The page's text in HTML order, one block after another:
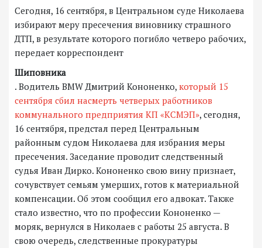
Сегодня, 16 сентября, в Центральном суде Николаева
избирают меру пресечения виновнику страшного
ДТП, в результате которого погибло четверо рабочих,
передает корреспондент
Шиповника
. Водитель BMW Дмитрий Кононенко, который 15
сентября сбил насмерть четверых работников
коммунального предприятия КП «КСМЭП», сегодня,
16 сентября, предстал перед Центральным
районным судом Николаева для избрания меры
пресечения. Заседание проводит следственный
судья Иван Дирко. Кононенко свою вину признает,
сочувствует семьям умерших, готов к материальной
компенсации. Об этом сообщил его адвокат. Также
стало известно, что по профессии Кононенко —
моряк, вернулся в Николаев с работы 25 августа. В
свою очередь, следственные прокуратуры